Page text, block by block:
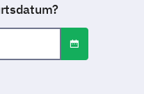
Datums- /